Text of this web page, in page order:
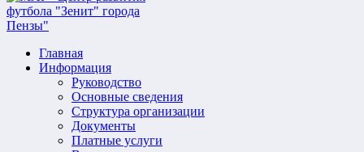
Главная
Информация
Руководство
Основные сведения
Структура организации
Документы
Платные услуги